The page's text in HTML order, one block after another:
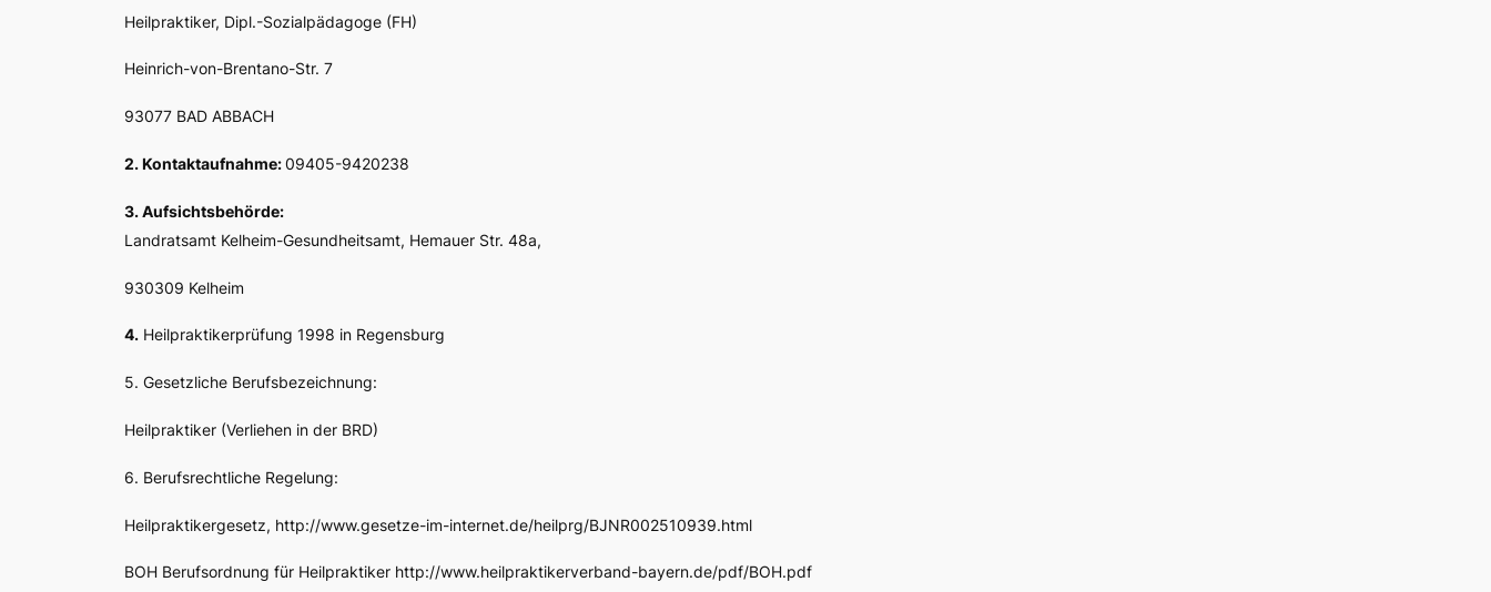
Heilpraktiker, Dipl.-Sozialpädagoge (FH)
Heinrich-von-Brentano-Str. 7
93077 BAD ABBACH
2. Kontaktaufnahme:09405-9420238
3. Aufsichtsbehörde:
Landratsamt Kelheim-Gesundheitsamt, Hemauer Str. 48a,
930309 Kelheim
4. Heilpraktikerprüfung 1998 in Regensburg
5. Gesetzliche Berufsbezeichnung:
Heilpraktiker (Verliehen in der BRD)
6. Berufsrechtliche Regelung:
Heilpraktikergesetz, http://www.gesetze-im-internet.de/heilprg/BJNR002510939.html
BOH Berufsordnung für Heilpraktiker http://www.heilpraktikerverband-bayern.de/pdf/BOH.pdf